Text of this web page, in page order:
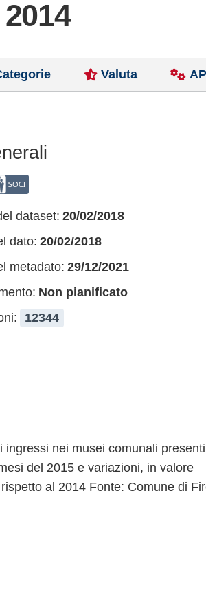
Valuta
dataset: 20/02/2018
dato: 20/02/2018
metadato: 29/12/2021
Non pianificato
12344
ingressi nei musei comunali presenti
del 2015 e variazioni, in valore
al 2014 Fonte: Comune di